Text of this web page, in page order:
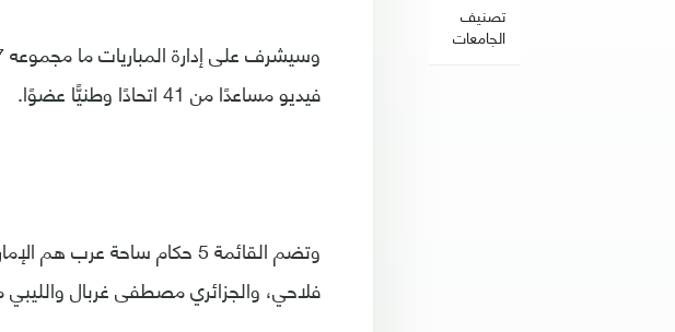
تصنيف
الجامعات
فيديو مساعدًا من 41 اتحادًا وطنيًّا عضوًا.
وتضم القائمة 5 حكام ساحة
فلاحي، والجزائري مصطفى غربال والليبي